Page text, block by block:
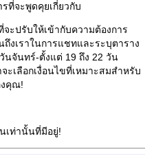
ที่จะพูดคุยเกี่ยวกับ
ะปรับให้เข้ากับความต้องการ
งเราในการแชทและระบุตาราง
จันทร์-ตั้งแต่ 19 ถึง 22 วัน
ะเลือกเงื่อนไขที่เหมาะสมสำหรับ
งคุณ!
เท่านั้นที่มีอยู่!